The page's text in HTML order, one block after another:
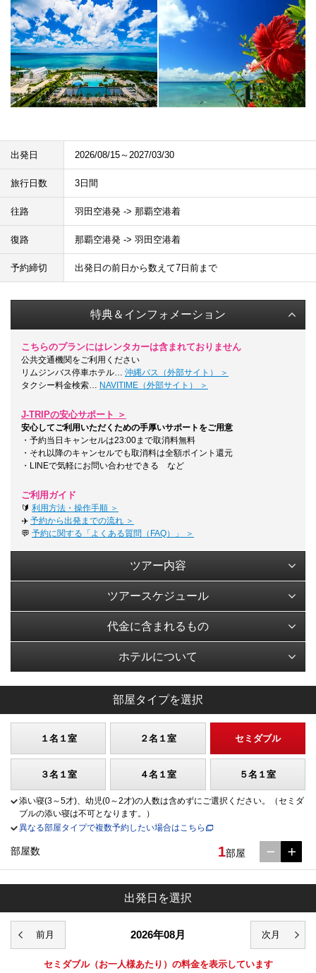
出発日 2026/08/15～2027/03/30
旅行日数 3日間
往路 羽田空港発 -> 那覇空港着
復路 那覇空港発 -> 羽田空港着
予約締切 出発日の前日から数えて7日前まで
特典＆インフォメーション
こちらのプランにはレンタカーは含まれておりません
公共交通機関をご利用ください
リムジンバス停車ホテル… 沖縄バス（外部サイト） ＞
タクシー料金検索… NAVITIME（外部サイト） ＞
J-TRIPの安心サポート ＞
安心してご利用いただくための手厚いサポートをご用意
・予約当日キャンセルは23:00まで取消料無料
・それ以降のキャンセルでも取消料は全額ポイント還元
・LINEで気軽にお問い合わせできる など
ご利用ガイド
🔰 利用方法・操作手順 ＞
✈️ 予約から出発までの流れ ＞
💬 予約に関する「よくある質問（FAQ）」 ＞
ツアー内容
ツアースケジュール
代金に含まれるもの
ホテルについて
部屋タイプを選択
１名１室 ２名１室 セミダブル
３名１室 ４名１室 ５名１室
添い寝(3～5才)、幼児(0～2才)の人数は含めずにご選択ください。（セミダ
ブルの添い寝は不可となります。）
異なる部屋タイプで複数予約したい場合はこちら
部屋数 1部屋
出発日を選択
2026年08月
セミダブル（お一人様あたり）の料金を表示しています